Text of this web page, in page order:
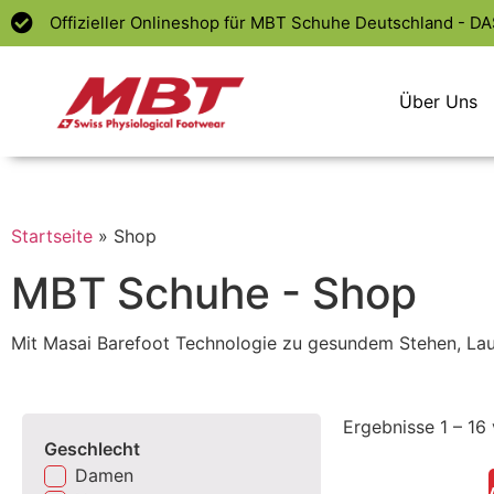
Offizieller Onlineshop für MBT Schuhe Deutschland -
Über Uns
Startseite » Shop
MBT Schuhe - Shop
Mit Masai Barefoot Technologie zu gesundem Stehen,
Geschlecht
Damen
Ergebnisse 1 –